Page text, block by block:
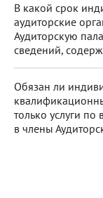
В какой срок
аудиторские
Аудиторскую
сведений,
Обязан ли
только услуги по
в члены